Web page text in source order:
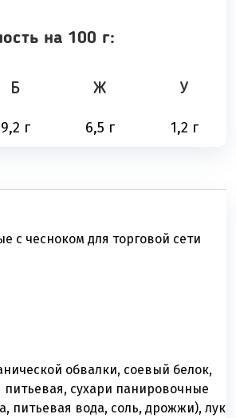
на 100 г:
Б Ж У
9,2 г 6,5 г 1,2 г
с чесноком для торговой сети
обвалки, соевый белок,
сухари панировочные
питьевая вода, соль, дрожжи), лук